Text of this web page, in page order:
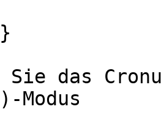
Sie das
Modus